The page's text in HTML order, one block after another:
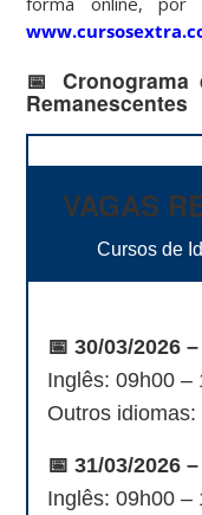
📅 Cronograma
Remanescentes
VAGAS
Cursos de
📅 30/03/2026
Inglês: 09h00 –
Outros
📅 31/03/2026
Inglês: 09h00 –